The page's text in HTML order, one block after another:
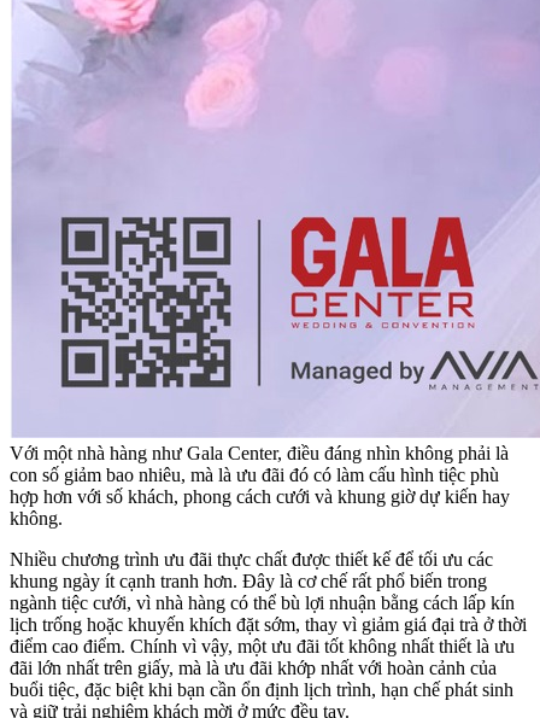
Với một nhà hàng như Gala Center, điều đáng nhìn không phải là
con số giảm bao nhiêu, mà là ưu đãi đó có làm cấu hình tiệc phù
hợp hơn với số khách, phong cách cưới và khung giờ dự kiến hay
không.
Nhiều chương trình ưu đãi thực chất được thiết kế để tối ưu các
khung ngày ít cạnh tranh hơn. Đây là cơ chế rất phổ biến trong
ngành tiệc cưới, vì nhà hàng có thể bù lợi nhuận bằng cách lấp kín
lịch trống hoặc khuyến khích đặt sớm, thay vì giảm giá đại trà ở thời
điểm cao điểm. Chính vì vậy, một ưu đãi tốt không nhất thiết là ưu
đãi lớn nhất trên giấy, mà là ưu đãi khớp nhất với hoàn cảnh của
buổi tiệc, đặc biệt khi bạn cần ổn định lịch trình, hạn chế phát sinh
và giữ trải nghiệm khách mời ở mức đều tay.